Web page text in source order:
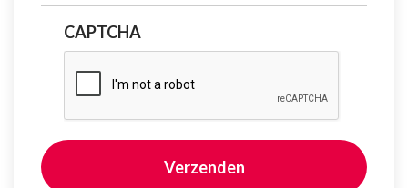
CAPTCHA